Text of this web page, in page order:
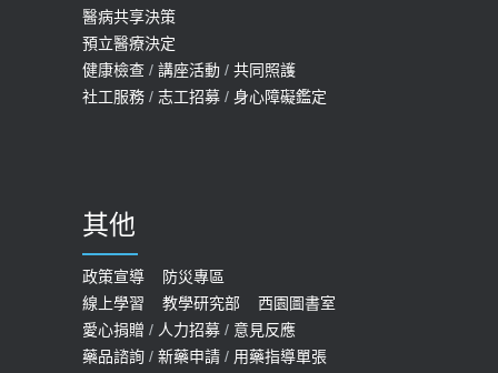
醫病共享決策
預立醫療決定
健康檢查 / 講座活動 / 共同照護
社工服務 / 志工招募 / 身心障礙鑑定
其他
政策宣導
防災專區
線上學習
教學研究部
西園圖書室
愛心捐贈 / 人力招募 / 意見反應
藥品諮詢 / 新藥申請 / 用藥指導單張